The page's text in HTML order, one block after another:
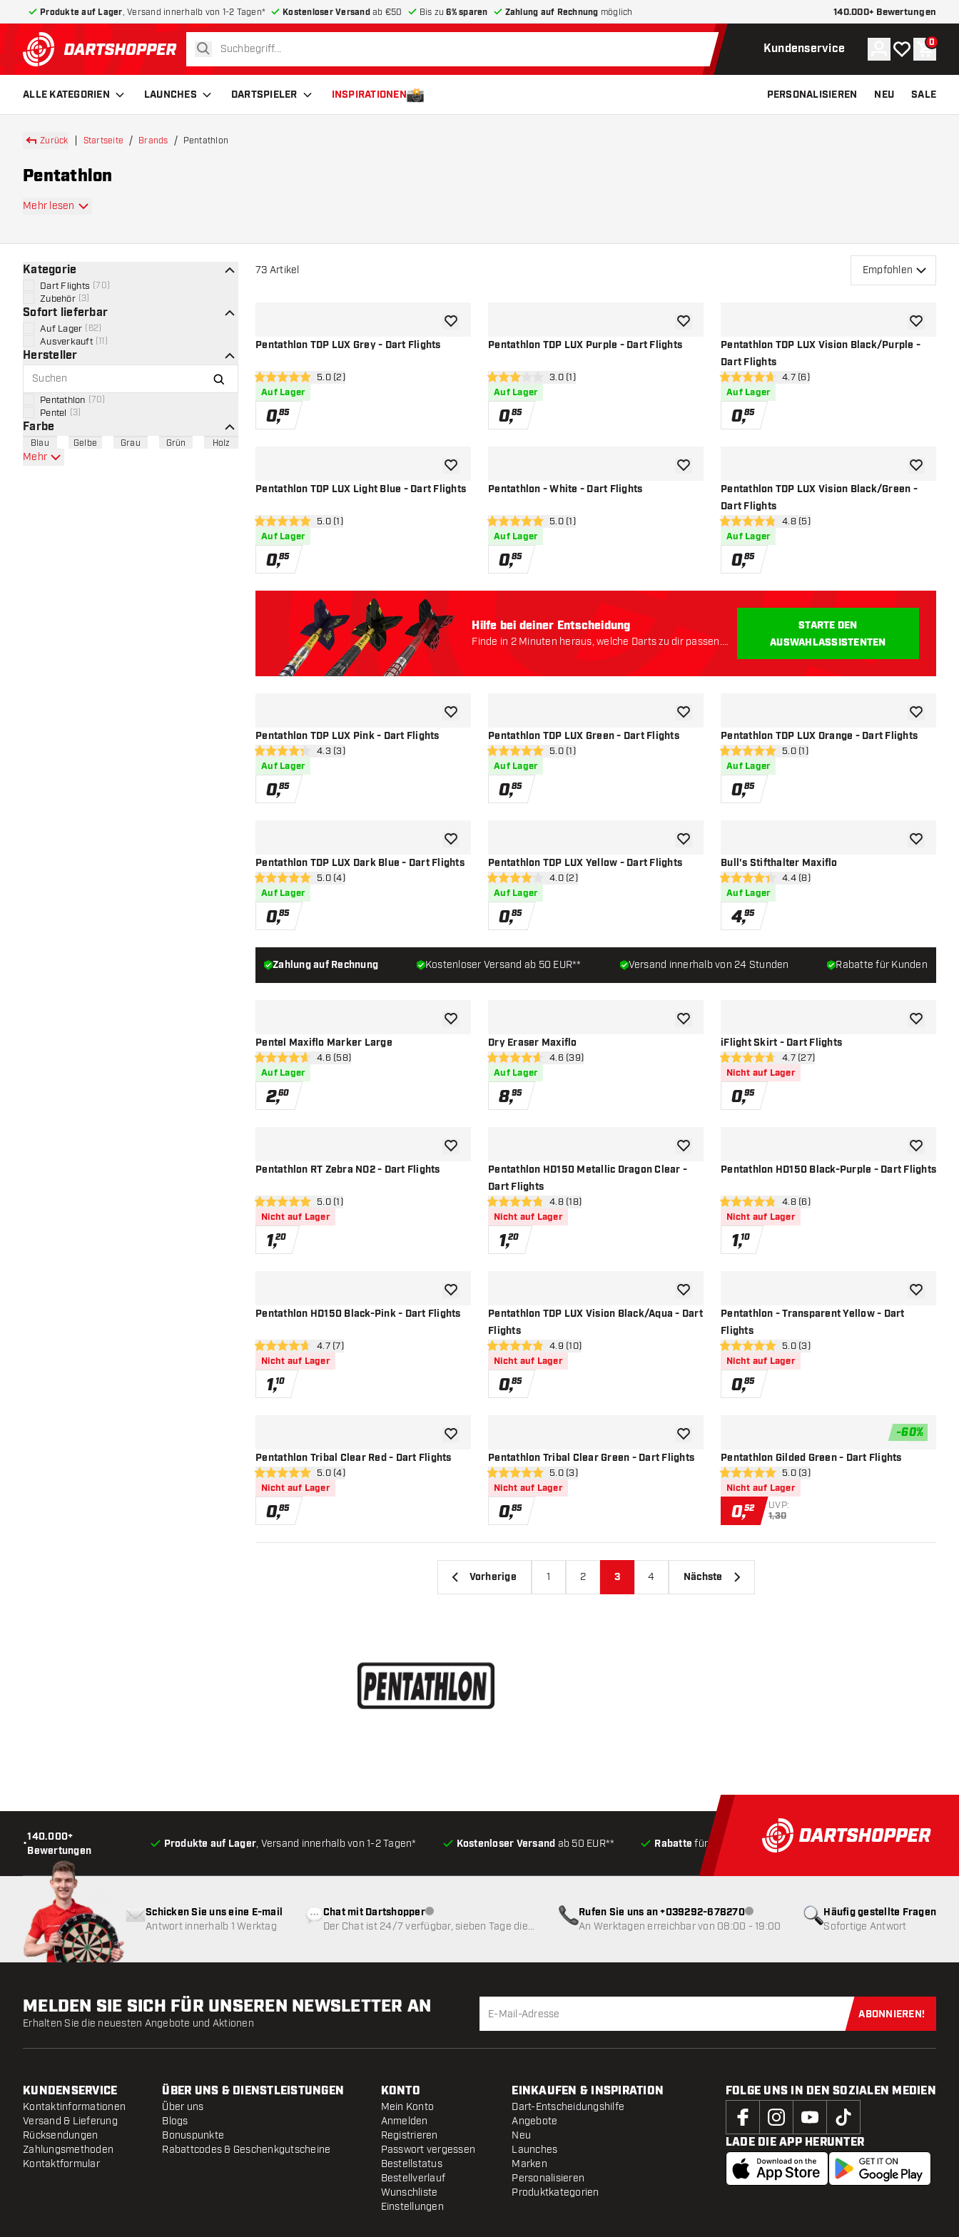
Produkte auf Lager , Versand innerhalb von 1-2 Tagen* Kostenloser Versandab €50 Bis zu6% sparen Zahlung auf Rechnung möglich 140.000+ Bewertungen
zurück zur Startseite
suchen Kundenservice Konto
Meine 0
ALLE KATEGORIEN LAUNCHES DARTSPIELER INSPIRATIONEN PERSONALISIEREN NEU SALE
Zurück Startseite Brands Pentathlon
Pentathlon
Mehr lesen
Kategorie
Dart Flights (70
Zubehör 3
Sofort lieferbar
Auf Lager 62
Ausverkauft 11
Hersteller
Pentathlon 70
Pentel 3
Farbe
Blau Gelbe Grau Grün Holz
Mehr
73 Artikel Empfohlen
Pentathlon TDP LUX Grey - Dart Flights
Bewertungsbereich öffnen
5 Bewertungssterne
5.0 (2)
Auf Lager
0,85
Zur Wunschliste hinzufügen
Pentathlon TDP LUX Purple - Dart Flights
Bewertungsbereich öffnen
3 Bewertungssterne
3.0 (1)
Auf Lager
0,85
Zur Wunschliste hinzufügen
Pentathlon TDP LUX Vision Black/Purple -
Dart Flights
Bewertungsbereich öffnen
4.7 Bewertungssterne
4.7 (6)
Auf Lager
0,85
Zur
Pentathlon TDP LUX Light Blue - Dart Flights
Bewertungsbereich öffnen
5 Bewertungssterne
5.0 (1)
Auf Lager
0,85
Zur Wunschliste hinzufügen
Pentathlon - White - Dart Flights
Bewertungsbereich öffnen
5 Bewertungssterne
5.0 (1)
Auf Lager
0,85
Zur Wunschliste hinzufügen
Pentathlon TDP LUX Vision Black/Green -
Dart Flights
Bewertungsbereich öffnen
4.8 Bewertungssterne
4.8 (5)
Auf Lager
0,85
Zur
Pentathlon TDP LUX Pink - Dart Flights
Bewertungsbereich öffnen
4.3 Bewertungssterne
4.3 (3)
Auf Lager
0,85
Zur Wunschliste hinzufügen
Pentathlon TDP LUX Green - Dart Flights
Bewertungsbereich öffnen
5 Bewertungssterne
5.0 (1)
Auf Lager
0,85
Zur Wunschliste hinzufügen
Pentathlon TDP LUX Orange - Dart Flights
Bewertungsbereich öffnen
5 Bewertungssterne
5.0 (1)
Auf Lager
0,85
Zur
Pentathlon TDP LUX Dark Blue - Dart Flights
Bewertungsbereich öffnen
5 Bewertungssterne
5.0 (4)
Auf Lager
0,85
Zur Wunschliste hinzufügen
Pentathlon TDP LUX Yellow - Dart Flights
Bewertungsbereich öffnen
4 Bewertungssterne
4.0 (2)
Auf Lager
0,85
Zur Wunschliste hinzufügen
Bull's Stifthalter Maxiflo
Bewertungsbereich öffnen
4.4 Bewertungssterne
4.4 (8)
Auf Lager
4,95
Zur
Pentel Maxiflo Marker Large
Bewertungsbereich öffnen
4.6 Bewertungssterne
4.6 (58)
Auf Lager
2,60
Zur Wunschliste hinzufügen
Dry Eraser Maxiflo
Bewertungsbereich öffnen
4.6 Bewertungssterne
4.6 (39)
Auf Lager
8,95
Zur Wunschliste hinzufügen
iFlight Skirt - Dart Flights
Bewertungsbereich öffnen
4.7 Bewertungssterne
4.7 (27)
Nicht auf Lager
0,95
Zur
Pentathlon RT Zebra NO2 - Dart Flights
Bewertungsbereich öffnen
5 Bewertungssterne
5.0 (1)
Nicht auf Lager
1,20
Zur Wunschliste hinzufügen
Pentathlon HD150 Metallic Dragon Clear -
Dart Flights
Bewertungsbereich öffnen
4.8 Bewertungssterne
4.8 (18)
Nicht auf Lager
1,20
Zur Wunschliste hinzufügen
Pentathlon HD150 Black-Purple - Dart Flights
Bewertungsbereich öffnen
4.8 Bewertungssterne
4.8 (6)
Nicht auf Lager
1,10
Zur
Pentathlon HD150 Black-Pink - Dart Flights
Bewertungsbereich öffnen
4.7 Bewertungssterne
4.7 (7)
Nicht auf Lager
1,10
Zur Wunschliste hinzufügen
Pentathlon TDP LUX Vision Black/Aqua - Dart
Flights
Bewertungsbereich öffnen
4.9 Bewertungssterne
4.9 (10)
Nicht auf Lager
0,85
Zur Wunschliste hinzufügen
Pentathlon - Transparent Yellow - Dart
Flights
Bewertungsbereich öffnen
5 Bewertungssterne
5.0 (3)
Nicht auf Lager
0,85
Zur
Pentathlon Tribal Clear Red - Dart Flights
Bewertungsbereich öffnen
5 Bewertungssterne
5.0 (4)
Nicht auf Lager
0,85
Zur Wunschliste hinzufügen
Pentathlon Tribal Clear Green - Dart Flights
Bewertungsbereich öffnen
5 Bewertungssterne
5.0 (3)
Nicht auf Lager
0,85
Zur Wunschliste hinzufügen
-60%
Pentathlon Gilded Green - Dart Flights
Bewertungsbereich öffnen
5 Bewertungssterne
5.0 (3)
Nicht auf Lager
0,52 UVP:
1,30
Zur
Hilfe bei deiner Entscheidung
Finde in 2 Minuten heraus, welche Darts zu dir passen.
STARTE DEN
AUSWAHLASSISTENTEN
Zahlung auf Rechnung Kostenloser Versand ab 50 EUR** Versand innerhalb von 24 Stunden Rabatte für Kunden
Vorherige 1 2 3 4 Nächste
•
140.000+
Bewertungen
Produkte auf Lager, Versand innerhalb von 1-2 Tagen* Kostenloser Versand ab 50 EUR** Rabatte für Kunden Produkte auf Lager, Versand
Häufig gestellte Fragen
Sofortige Antwort
Schicken Sie uns eine E-mail
Antwort innerhalb 1 Werktag
Chat mit DartshopperKundenservice nicht verfügbar
Der Chat ist 24/7 verfügbar, sieben Tage die
Rufen Sie uns an +039292-678270Kundenservice nicht verfügbar
An Werktagen erreichbar von 08:00 - 19:00
MELDEN SIE SICH FÜR UNSEREN NEWSLETTER AN
Erhalten Sie die neuesten Angebote und Aktionen
Jetzt für
ABONNIEREN!
KUNDENSERVICE
Kontaktinformationen
Versand & Lieferung
Rücksendungen
Zahlungsmethoden
Kontaktformular
ÜBER UNS & DIENSTLEISTUNGEN
Über uns
Blogs
Bonuspunkte
Rabattcodes & Geschenkgutscheine
KONTO
Mein Konto
Anmelden
Registrieren
Passwort vergessen
Bestellstatus
Bestellverlauf
Wunschliste
Einstellungen
EINKAUFEN & INSPIRATION
Dart-Entscheidungshilfe
Angebote
Neu
Launches
Marken
Personalisieren
Produktkategorien
FOLGE UNS IN DEN SOZIALEN MEDIEN
LADE DIE APP HERUNTER